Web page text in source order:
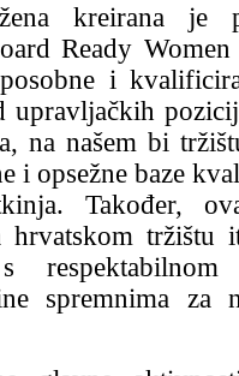
kreirana je
Ready
i
upravljačkih
na našem bi
i opsežne baze
Također,
tržištu
spremnima za